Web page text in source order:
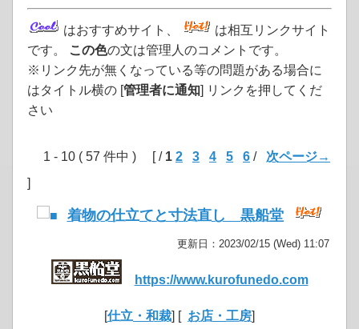
はおすすめサイト、
は相互リンクサイト
です。
この色の文は管理人のコメントです。
※リンク先が無くなっている等の問題がある場合に
はタイトル横の [管理者に通知] リンクを押してくだ
さい
1 - 10 ( 57 件中 ) [ / 1 2 3 4 5 6 /
次ページ→
]
着物の仕立てと寸法直し 黒船堂
更新日：2023/02/15 (Wed) 11:07
https://www.kurofunedo.com
[仕立・和裁] [ お店・工房]